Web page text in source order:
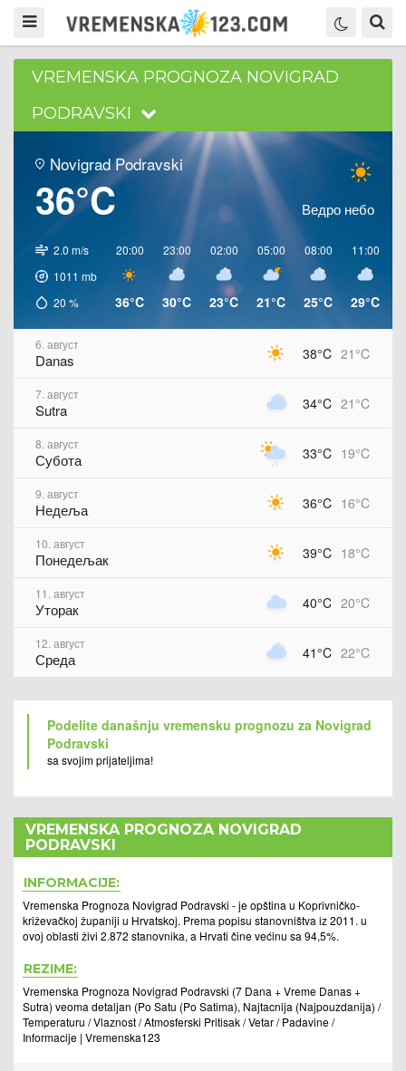
VREMENSKA PROGNOZA NOVIGRAD
PODRAVSKI
Novigrad Podravski
36°C Ведро небо
2.0 m/s
1011 mb
20 %
20:00
36°C
23:00
30°C
02:00
23°C
05:00
21°C
08:00
25°C
11:00
29°C
6. август
Danas 38°C 21°C
7. август
Sutra 34°C 21°C
8. август
Субота 33°C 19°C
9. август
Недеља 36°C 16°C
10. август
Понедељак 39°C 18°C
11. август
Уторак 40°C 20°C
12. август
Среда 41°C 22°C
Podelite današnju vremensku prognozu za Novigrad
Podravski
sa svojim prijateljima!
VREMENSKA PROGNOZA NOVIGRAD
PODRAVSKI
INFORMACIJE:
Vremenska Prognoza Novigrad Podravski - je opština u Koprivničko-
križevačkoj županiji u Hrvatskoj. Prema popisu stanovništva iz 2011. u
ovoj oblasti živi 2.872 stanovnika, a Hrvati čine većinu sa 94,5%.
REZIME:
Vremenska Prognoza Novigrad Podravski (7 Dana + Vreme Danas +
Sutra) veoma detaljan (Po Satu (Po Satima), Najtacnija (Najpouzdanija) /
Temperaturu / Vlaznost / Atmosferski Pritisak / Vetar / Padavine /
Informacije | Vremenska123